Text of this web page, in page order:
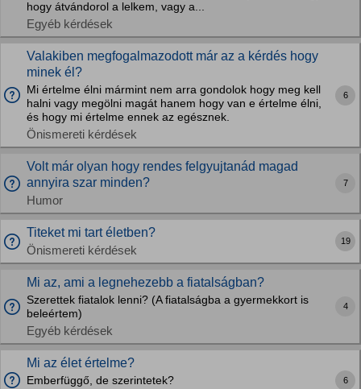
hogy átvándorol a lelkem, vagy a...
Egyéb kérdések
Valakiben megfogalmazodott már az a kérdés hogy
minek él?
Mi értelme élni mármint nem arra gondolok hogy meg kell
halni vagy megölni magát hanem hogy van e értelme élni,
és hogy mi értelme ennek az egésznek.
Önismereti kérdések
6
Volt már olyan hogy rendes felgyujtanád magad
annyira szar minden?
Humor
7
Titeket mi tart életben?
Önismereti kérdések
19
Mi az, ami a legnehezebb a fiatalságban?
Szerettek fiatalok lenni? (A fiatalságba a gyermekkort is
beleértem)
Egyéb kérdések
4
Mi az élet értelme?
Emberfüggő, de szerintetek? 6